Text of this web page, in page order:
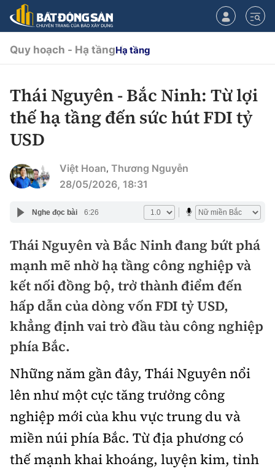
CHUYÊN MỤC
Chính sách
Quy hoạch hạ tầng
Hạ tầng
Nhà đầu tư
Doanh nghiệp
Doanh nhân
Thị trường
Điểm tin
Mua bán
Dự án
Chung cư
Đất nền
Nhà ở xã hội
Góc cư dân
Nội thất - ngoại thất
Xu hướng tiêu dùng
Nhà đẹp
Kiến trúc phong thủy
Tư vấn
Video
Quy hoạch - Hạ tầngHạ tầng
Thái Nguyên - Bắc Ninh: Từ lợi
thế hạ tầng đến sức hút FDI tỷ
USD
Việt Hoan, Thương Nguyễn
28/05/2026, 18:31
Nghe đọc bài 6:26
Thái Nguyên và Bắc Ninh đang bứt phá
mạnh mẽ nhờ hạ tầng công nghiệp và
kết nối đồng bộ, trở thành điểm đến
hấp dẫn của dòng vốn FDI tỷ USD,
khẳng định vai trò đầu tàu công nghiệp
phía Bắc.
Những năm gần đây, Thái Nguyên nổi
lên như một cực tăng trưởng công
nghiệp mới của khu vực trung du và
miền núi phía Bắc. Từ địa phương có
thế mạnh khai khoáng, luyện kim, tỉnh